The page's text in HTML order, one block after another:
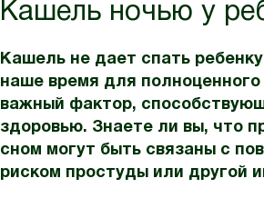
Кашель ночью у
Кашель не дает спать
наше время для
важный фактор,
здоровью. Знаете ли вы, что
сном могут быть связаны с
риском простуды или другой